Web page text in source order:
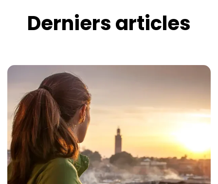
Derniers articles